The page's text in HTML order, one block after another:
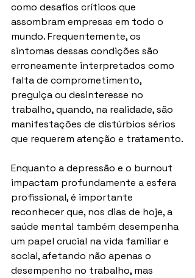
como desafios críticos que
assombram empresas em todo o
mundo. Frequentemente, os
sintomas dessas condições são
erroneamente interpretados como
falta de comprometimento,
preguiça ou desinteresse no
trabalho, quando, na realidade, são
manifestações de distúrbios sérios
que requerem atenção e tratamento.
Enquanto a depressão e o burnout
impactam profundamente a esfera
profissional, é importante
reconhecer que, nos dias de hoje, a
saúde mental também desempenha
um papel crucial na vida familiar e
social, afetando não apenas o
desempenho no trabalho, mas